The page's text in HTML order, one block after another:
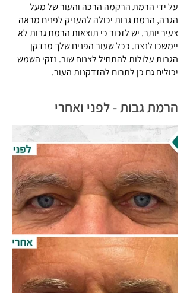
​על ידי הרמת הרקמה הרכה והעור של מעל
הגבה, הרמת גבות יכולה להעניק לפנים מראה
צעיר יותר. יש לזכור כי תוצאות הרמת גבות לא
יימשכו לנצח. ככל שעור הפנים שלך מזדקן
הגבות עלולות להתחיל לצנוח שוב. נזקי השמש
יכולים גם כן לתרום להזדקנות העור.
הרמת גבות - לפני ואחרי